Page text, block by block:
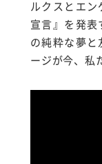
ルクスとエ
宣言』を発
の純粋な夢
ージが今、私